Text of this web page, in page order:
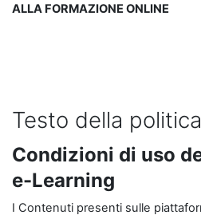
ALLA FORMAZIONE ONLINE
Testo della politica
Condizioni di uso
e-Learning
I Contenuti presenti sulle